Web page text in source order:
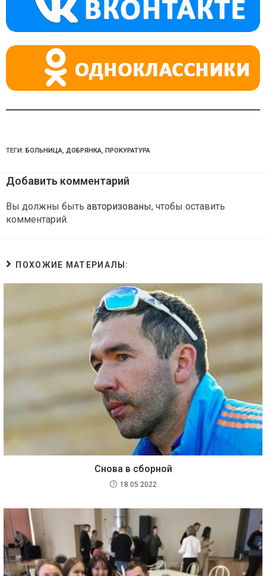
ss
ni
ki
p
ТЕГИ: БОЛЬНИЦА, ДОБРЯНКА, ПРОКУРАТУРА
Добавить комментарий
Вы должны быть авторизованы, чтобы оставить
комментарий.
ПОХОЖИЕ МАТЕРИАЛЫ:
Снова в сборной
18.05.2022